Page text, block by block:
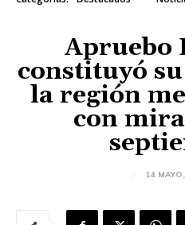
Apruebo
constituyó
la región
con
14